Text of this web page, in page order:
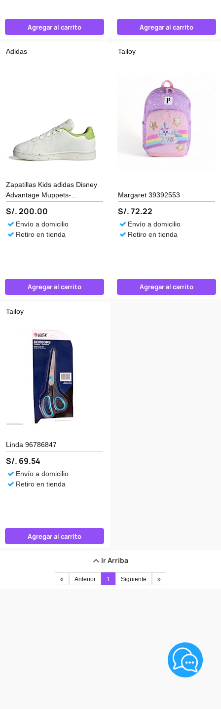
Agregar al carrito Agregar al carrito
Adidas
Zapatillas Kids adidas Disney
Advantage Muppets-
S/. 200.00
Envío a domicilio
Retiro en tienda
Agregar al carrito
Tailoy
Margaret 39392553
S/. 72.22
Envío a domicilio
Retiro en tienda
Agregar al carrito
Tailoy
Linda 96786847
S/. 69.54
Envío a domicilio
Retiro en tienda
Agregar al carrito
Ir Arriba
« Anterior 1 Siguiente »